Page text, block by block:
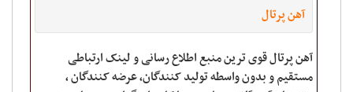
آهن پرتال
آهن پرتال قوی ترین منبع اطلاع رسانی و لینک ارتباطی
مستقیم و بدون واسطه تولید کنندگان، عرضه کنندگان ،